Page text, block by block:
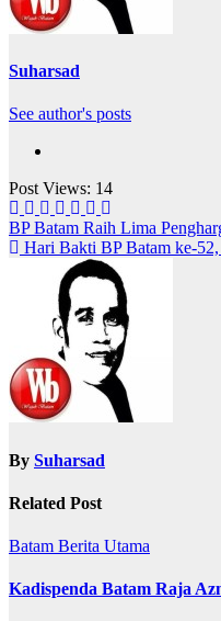
Suharsad
See author's posts
Post Views: 14
Navigasi
pos
BP Batam Raih Lima
Hari Bakti BP Batam ke-
By Suharsad
Related Post
Batam Berita Utama
Kadispenda Batam Raja